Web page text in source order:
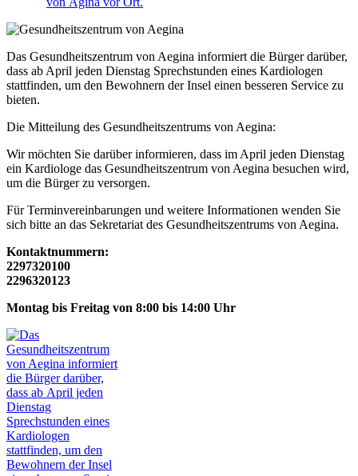
Das Gesundheitszentrum von Aegina informiert die Bürger darüber,
dass ab April jeden Dienstag Sprechstunden eines Kardiologen
stattfinden, um den Bewohnern der Insel einen besseren Service zu
bieten.
Die Mitteilung des Gesundheitszentrums von Aegina:
Wir möchten Sie darüber informieren, dass im April jeden Dienstag
ein Kardiologe das Gesundheitszentrum von Aegina besuchen wird,
um die Bürger zu versorgen.
Für Terminvereinbarungen und weitere Informationen wenden Sie
sich bitte an das Sekretariat des Gesundheitszentrums von Aegina.
Kontaktnummern:
2297320100
2296320123
Montag bis Freitag von 8:00 bis 14:00 Uhr